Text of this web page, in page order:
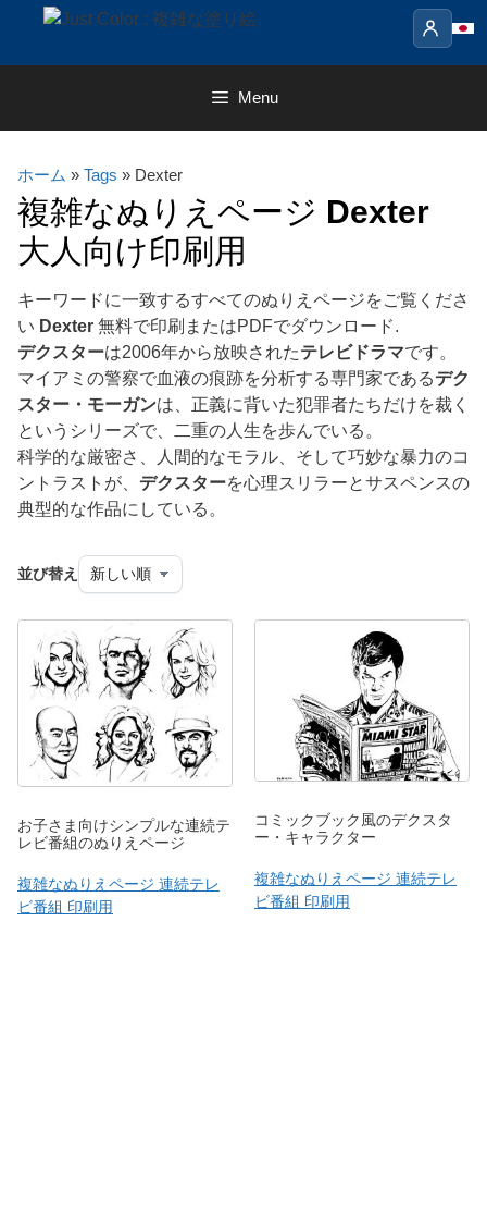
content
Menu
ホーム » Tags » Dexter
複雑なぬりえページ Dexter
大人向け印刷用
キーワードに一致するすべてのぬりえページをご覧くださ
い Dexter 無料で印刷またはPDFでダウンロード.
デクスターは2006年から放映されたテレビドラマです。
マイアミの警察で血液の痕跡を分析する専門家であるデク
スター・モーガンは、正義に背いた犯罪者たちだけを裁く
というシリーズで、二重の人生を歩んでいる。
科学的な厳密さ、人間的なモラル、そして巧妙な暴力のコ
ントラストが、 デクスターを心理スリラーとサスペンスの
典型的な作品にしている。
並び替え
お子さま向けシンプルな連続テ
レビ番組のぬりえページ
複雑なぬりえページ 連続テレ
ビ番組 印刷用
コミックブック風のデクスタ
ー・キャラクター
複雑なぬりえページ 連続テレ
ビ番組 印刷用